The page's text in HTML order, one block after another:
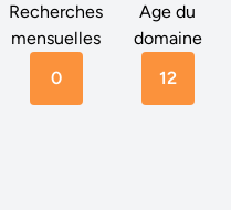
Recherches
mensuelles
0
Age du
domaine
12